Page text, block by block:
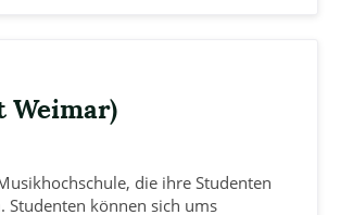
Weimar)
die ihre Studenten
Studenten können sich ums